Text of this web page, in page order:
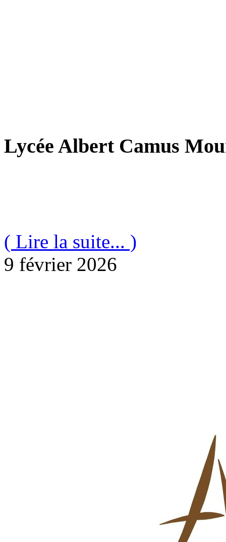
Lycée Albert Camus
( Lire la suite... )
9 février 2026